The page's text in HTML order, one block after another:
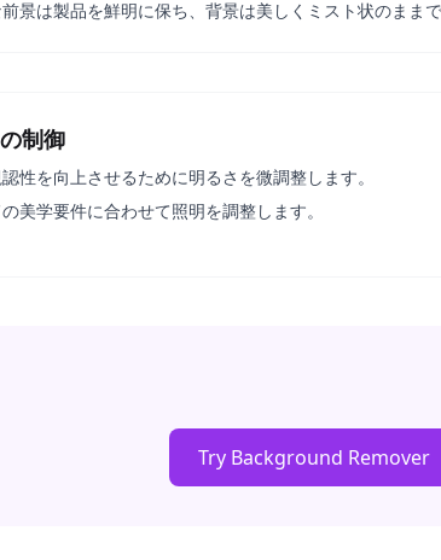
景は製品を鮮明に保ち、背景は美しくミスト状のままで
制御
性を向上させるために明るさを微調整します。
美学要件に合わせて照明を調整します。
Try Background Remover